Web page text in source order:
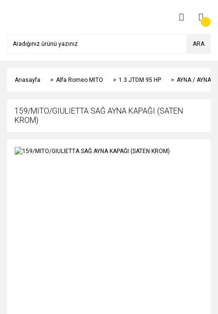
ARA
Anasayfa Alfa Romeo MITO 1.3 JTDM 95 HP AYNA / AYNA
159/MITO/GIULIETTA SAĞ AYNA KAPAĞI (SATEN
KROM)